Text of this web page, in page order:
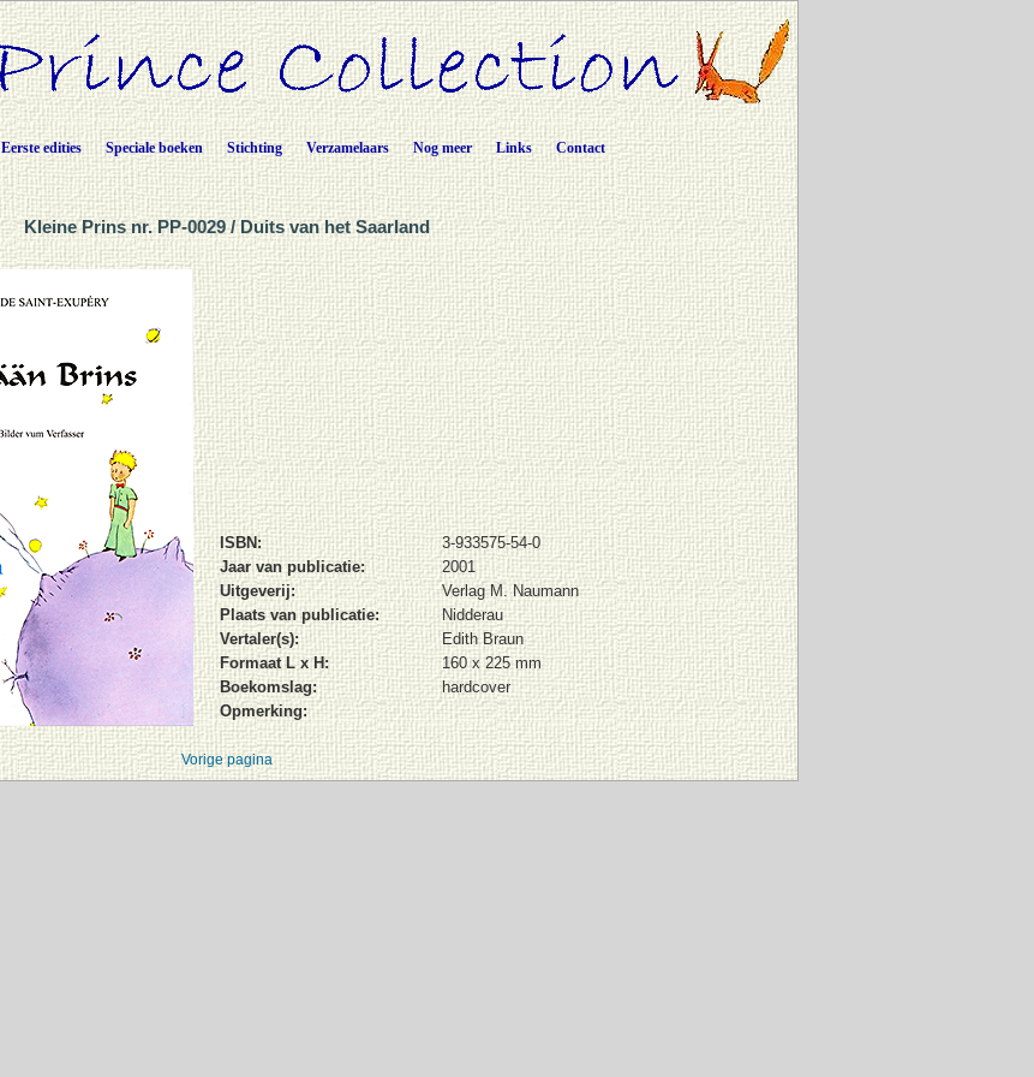
Eerste edities Speciale boeken Stichting Verzamelaars Nog meer Links Contact
Kleine Prins nr. PP-0029 / Duits van het Saarland
ISBN:
3-933575-54-0
Jaar van publicatie:
2001
Uitgeverij:
Verlag M. Naumann
Plaats van publicatie:
Nidderau
Vertaler(s):
Edith Braun
Formaat L x H:
160 x 225 mm
Boekomslag:
hardcover
Opmerking:
Vorige pagina